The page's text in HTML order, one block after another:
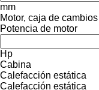
mm
Motor, caja de cambios
Potencia de motor
Hp
Cabina
Calefacción estática
Calefacción estática